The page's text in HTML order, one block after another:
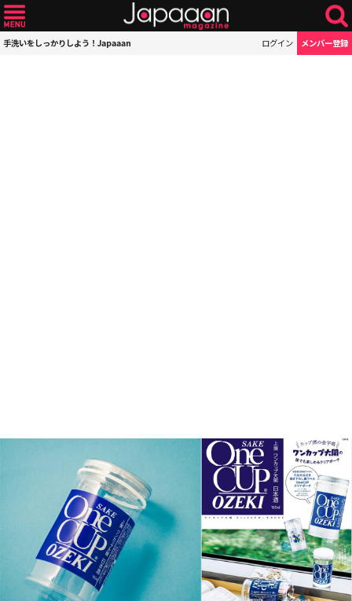
手洗いをしっかりしよう！Japaaan ログイン メンバー登録